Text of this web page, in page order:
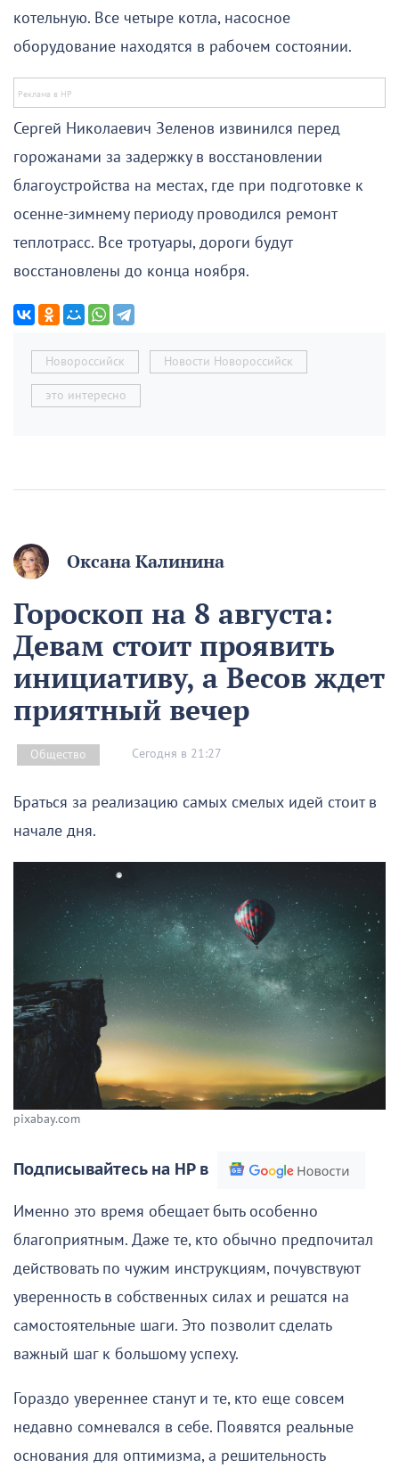
котельную. Все четыре котла, насосное
оборудование находятся в рабочем состоянии.
Сергей Николаевич Зеленов извинился перед
горожанами за задержку в восстановлении
благоустройства на местах, где при подготовке к
осенне-зимнему периоду проводился ремонт
теплотрасс. Все тротуары, дороги будут
восстановлены до конца ноября.
Новороссийск Новости Новороссийск
это интересно
Оксана Калинина
Гороскоп на 8 августа:
Девам стоит проявить
инициативу, а Весов ждет
приятный вечер
Общество Сегодня в 21:27
Браться за реализацию самых смелых идей стоит в
начале дня.
pixabay.com
Подписывайтесь на НР в
Именно это время обещает быть особенно
благоприятным. Даже те, кто обычно предпочитал
действовать по чужим инструкциям, почувствуют
уверенность в собственных силах и решатся на
самостоятельные шаги. Это позволит сделать
важный шаг к большому успеху.
Гораздо увереннее станут и те, кто еще совсем
недавно сомневался в себе. Появятся реальные
основания для оптимизма, а решительность